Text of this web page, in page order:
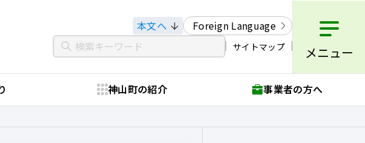
本文へ Foreign Language
サイトマップ メニュー
神山町の紹介 事業者の方へ